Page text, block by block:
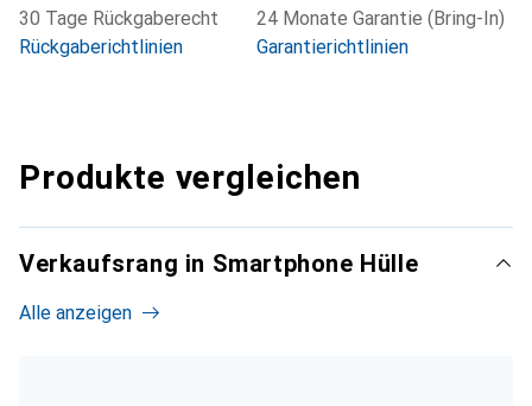
30 Tage Rückgaberecht
Rückgaberichtlinien
24 Monate Garantie (Bring-In)
Garantierichtlinien
Produkte vergleichen
Verkaufsrang in Smartphone Hülle
Alle anzeigen